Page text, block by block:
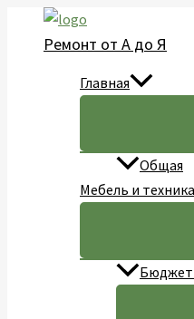
Перейти
Ремонт от А до Я
Главная
Общая
Мебель и техника
Бюджет